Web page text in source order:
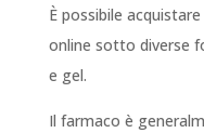
È possibile
online sotto diverse
e gel.
Il farmaco è